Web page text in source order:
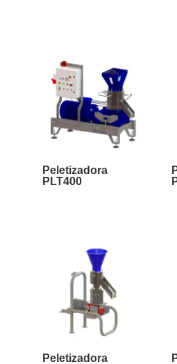
Peletizadora
PLT400
Peletizadora